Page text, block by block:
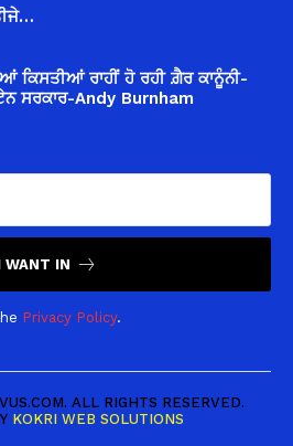
ਕਿਸਤੀਆਂ ਰਾਹੀਂ ਹੋ ਰਹੀ ਗ਼ੈਰ ਕਾਨੂੰਨੀ-
ਸਰਕਾਰ-Andy Burnham
WANT IN
Privacy Policy.
ALL RIGHTS RESERVED.
KOKRI WEB SOLUTIONS